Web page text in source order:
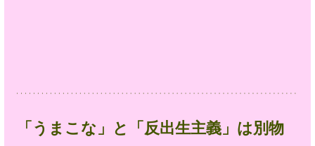
「うまこな」と「反出生主義」は別物